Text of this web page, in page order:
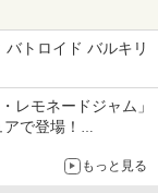
とコラボの楽しさを
トロイド バルキリ
レモネードジャム」
で登場！
もっと見る